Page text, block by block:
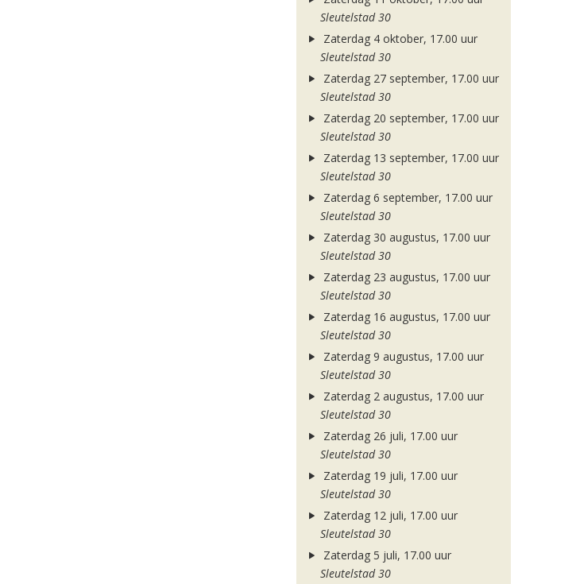
Sleutelstad 30
Zaterdag 4 oktober, 17.00 uur
Sleutelstad 30
Zaterdag 27 september, 17.00 uur
Sleutelstad 30
Zaterdag 20 september, 17.00 uur
Sleutelstad 30
Zaterdag 13 september, 17.00 uur
Sleutelstad 30
Zaterdag 6 september, 17.00 uur
Sleutelstad 30
Zaterdag 30 augustus, 17.00 uur
Sleutelstad 30
Zaterdag 23 augustus, 17.00 uur
Sleutelstad 30
Zaterdag 16 augustus, 17.00 uur
Sleutelstad 30
Zaterdag 9 augustus, 17.00 uur
Sleutelstad 30
Zaterdag 2 augustus, 17.00 uur
Sleutelstad 30
Zaterdag 26 juli, 17.00 uur
Sleutelstad 30
Zaterdag 19 juli, 17.00 uur
Sleutelstad 30
Zaterdag 12 juli, 17.00 uur
Sleutelstad 30
Zaterdag 5 juli, 17.00 uur
Sleutelstad 30